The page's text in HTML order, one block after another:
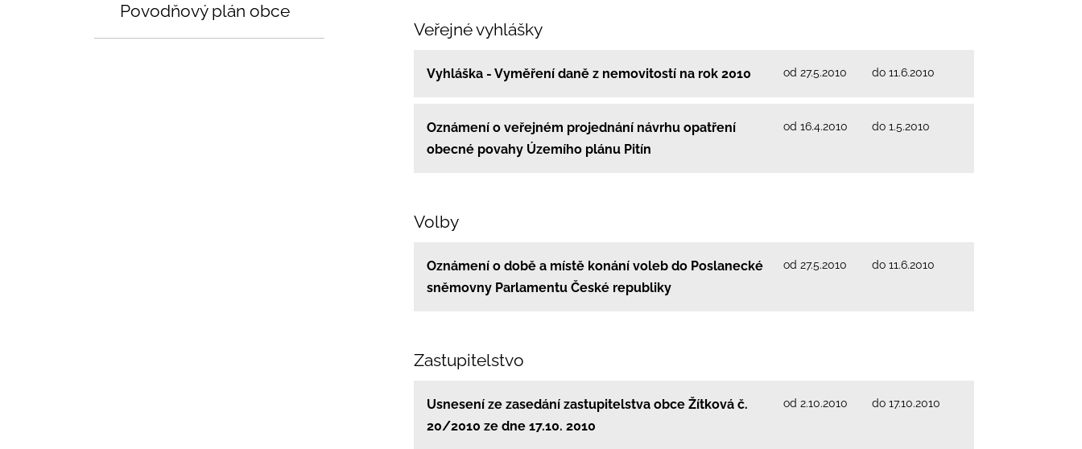
Veřejné vyhlášky
Vyhláška - Vyměření daně z nemovitostí na rok 2010 od 27.5.2010 do 11.6.2010
Oznámení o veřejném projednání návrhu opatření
obecné povahy Územího plánu Pitín
od 16.4.2010 do 1.5.2010
Volby
Oznámení o době a místě konání voleb do Poslanecké
sněmovny Parlamentu České republiky
od 27.5.2010 do 11.6.2010
Zastupitelstvo
Usnesení ze zasedání zastupitelstva obce Žítková č.
20/2010 ze dne 17.10. 2010
od 2.10.2010 do 17.10.2010
Povodňový plán obce